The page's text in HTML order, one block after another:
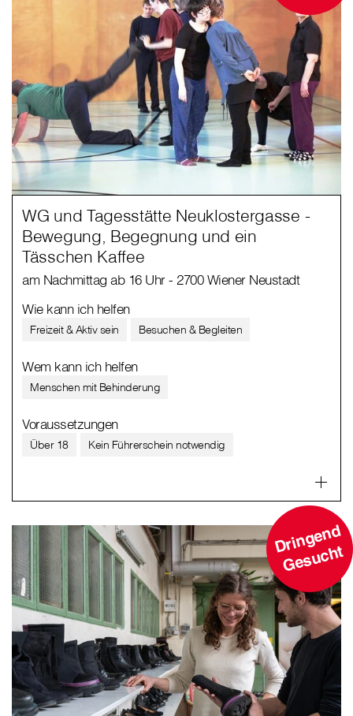
WG und Tagesstätte Neuklostergasse -
Bewegung, Begegnung und ein
Tässchen Kaffee
am Nachmittag ab 16 Uhr - 2700 Wiener Neustadt
Wie kann ich helfen
Freizeit & Aktiv sein Besuchen & Begleiten
Wem kann ich helfen
Menschen mit Behinderung
Voraussetzungen
Über 18 Kein Führerschein notwendig
D
ri
n
g
e
n
d
G
e
s
u
c
ht